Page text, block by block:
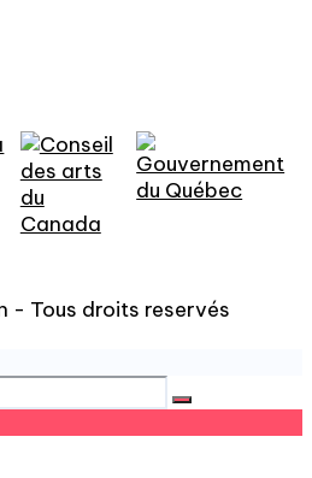
- Tous droits reservés